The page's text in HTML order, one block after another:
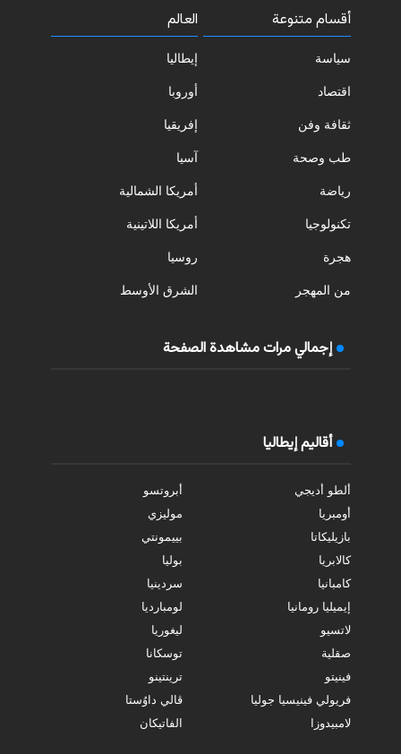
أقسام متنوعة
سياسة
اقتصاد
ثقافة وفن
طب وصحة
رياضة
تكنولوجيا
هجرة
من المهجر
العالم
إيطاليا
أوروبا
إفريقيا
آسيا
أمريكا الشمالية
أمريكا اللاتينية
روسيا
الشرق الأوسط
إجمالي مرات مشاهدة الصفحة
أقاليم إيطاليا
ألطو أديجي
أبروتسو
أومبريا
موليزي
بازيليكاتا
بييمونتي
كالابريا
بوليا
كامبانيا
سردينيا
إيميليا رومانيا
لومبارديا
لاتسيو
ليغوريا
صقلية
توسكانا
فينيتو
ترينتينو
فريولي فينيسيا جوليا
ڤالي داوُستا
لامبيدوزا
الفاتيكان